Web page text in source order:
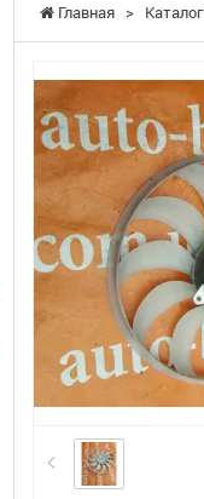
Главная > Каталог